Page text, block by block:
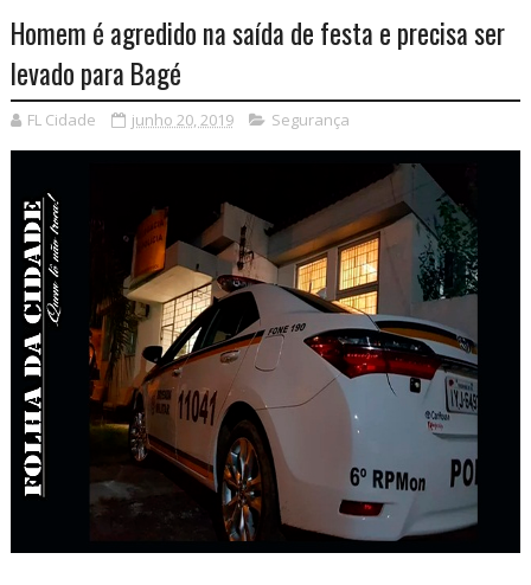
Homem é agredido na saída de festa e precisa ser
levado para Bagé
FL Cidade junho 20, 2019 Segurança